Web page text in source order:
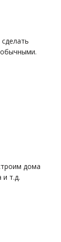
дома
т.д.